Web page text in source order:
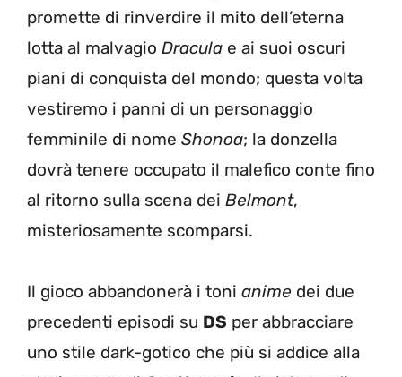
promette di rinverdire il mito dell’eterna
lotta al malvagio Dracula e ai suoi oscuri
piani di conquista del mondo; questa volta
vestiremo i panni di un personaggio
femminile di nome Shonoa; la donzella
dovrà tenere occupato il malefico conte fino
al ritorno sulla scena dei Belmont,
misteriosamente scomparsi.
Il gioco abbandonerà i toni anime dei due
precedenti episodi su DS per abbracciare
uno stile dark-gotico che più si addice alla